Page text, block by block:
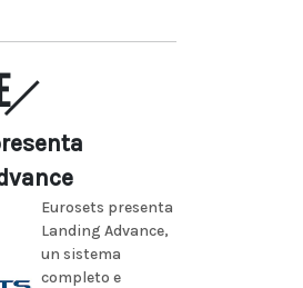
Eurosets presenta
Landing Advance,
un sistema
completo e